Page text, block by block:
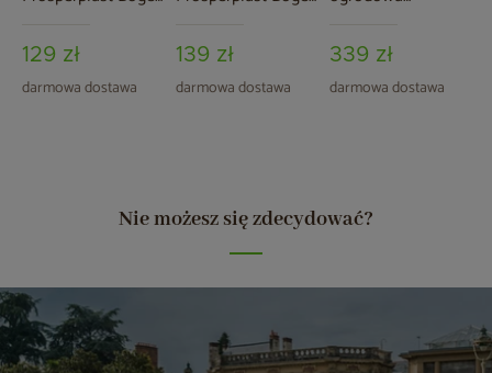
129 zł
darmowa dostawa
139 zł
darmowa dostawa
Epocco Bold Sand
14 l
339 zł
darmowa dostawa
Nie możesz się zdecydować?